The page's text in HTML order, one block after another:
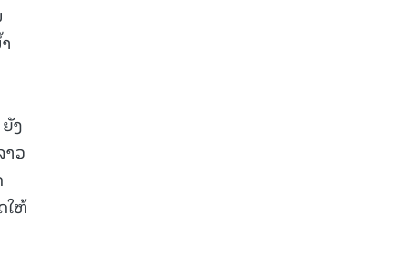
ງ
ວ
ໃຫ້